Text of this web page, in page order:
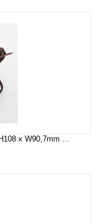
H108 x W90,7mm ...